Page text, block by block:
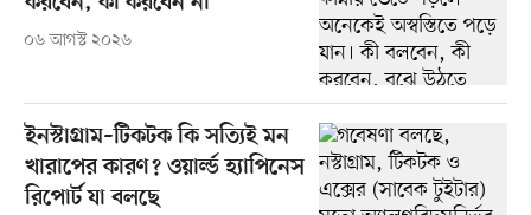
০৬ আগস্ট ২০২৬
ইনস্টাগ্রাম–টিকটক কি সত্যিই মন
খারাপের কারণ? ওয়ার্ল্ড হ্যাপিনেস
রিপোর্ট যা বলছে